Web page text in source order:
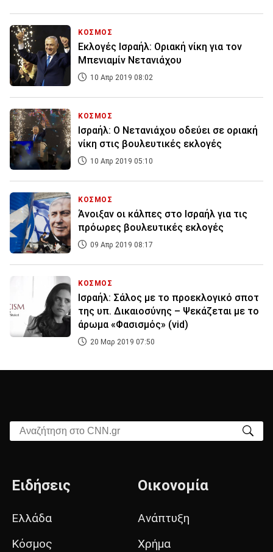
ΚΟΣΜΟΣ
Εκλογές Ισραήλ: Οριακή νίκη για τον
Μπενιαμίν Νετανιάχου
10 Απρ 2019 08:02
ΚΟΣΜΟΣ
Ισραήλ: Ο Νετανιάχου οδεύει σε οριακή
νίκη στις βουλευτικές εκλογές
10 Απρ 2019 05:10
ΚΟΣΜΟΣ
Άνοιξαν οι κάλπες στο Ισραήλ για τις
πρόωρες βουλευτικές εκλογές
09 Απρ 2019 08:17
ΚΟΣΜΟΣ
Ισραήλ: Σάλος με το προεκλογικό σποτ
της υπ. Δικαιοσύνης – Ψεκάζεται με το
άρωμα «Φασισμός» (vid)
20 Μαρ 2019 07:50
Αναζήτηση στο CNN.gr
Ειδήσεις
Ελλάδα
Κόσμος
Οικονομία
Ανάπτυξη
Χρήμα